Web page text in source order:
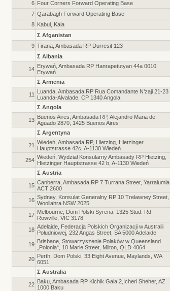
6 Four Corners Forward Operating Base
7 Qarabagh Forward Operating Base
8 Kabul, Kaia
Σ Afganistan
9 Tirana, Ambasada RP Durresit 123
Σ Albania
14 Erywań, Ambasada RP Hanrapetutyan 44a 0010
Erywań
Σ Armenia
11
Luanda, Ambasada RP Rua Comandante N’zaji 21-23
Luanda-Alvalade, CP 1340 Angola
Σ Angola
13 Buenos Aires, Ambasada RP, Alejandro Maria de
Aguado 2870, 1425 Buenos Aires
Σ Argentyna
21 Wiedeń, Ambasada RP, Hietzing, Hietzinger
Hauptstrasse 42c, A-1130 Wiedeń
254 Wiedeń, Wydział Konsularny Ambasady RP Hietzing,
Hietzinger Hauptstrasse 42 b, A-1130 Wiedeń
Σ Austria
15 Canberra, Ambasada RP 7 Turrana Street, Yarralumla
ACT 2600
16 Sydney, Konsulat Generalny RP 10 Trelawney Street,
Woollahra NSW 2025
17 Melbourne, Dom Polski Syrena, 1325 Stud. Rd.
Rowville, VIC 3178
18 Adelaide, Federacja Polskich Organizacji w Australii
Południowej, 232 Angas Street, SA 5000 Adelaide
19 Brisbane, Stowarzyszenie Polaków w Queensland
„Polonia“, 10 Marie Street, Milton, QLD 4064
20 Perth, Dom Polski, 33 Eight Avenue, Maylands, WA
6051
Σ Australia
22 Baku, Ambasada RP Kichik Gala 2,Icheri Sheher, AZ
1000 Baku